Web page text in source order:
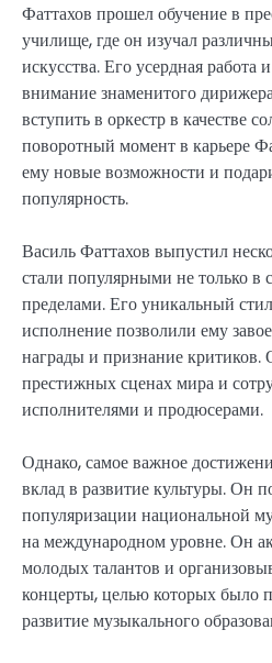
Фаттахов прошел обучение в
училище, где он изучал
искусства. Его усердная работа
внимание знаменитого
вступить в оркестр в качестве
поворотный момент в карьере
ему новые возможности и
популярность.
Василь Фаттахов выпустил
стали популярными не только в
пределами. Его уникальный
исполнение позволили ему
награды и признание
престижных сценах мира и
исполнителями и продюсерами.
Однако, самое важное
вклад в развитие культуры. Он
популяризации национальной
на международном уровне. Он
молодых талантов и
концерты, целью которых
развитие музыкального